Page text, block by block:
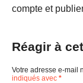
compte et
Réagir à
Votre adresse e-mail
indiqués avec *